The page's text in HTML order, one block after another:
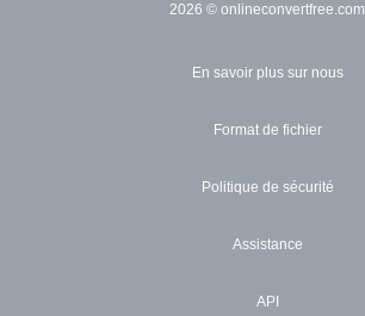
2026 © onlineconvertfree.com
En savoir plus sur nous
Format de fichier
Politique de sécurité
Assistance
API